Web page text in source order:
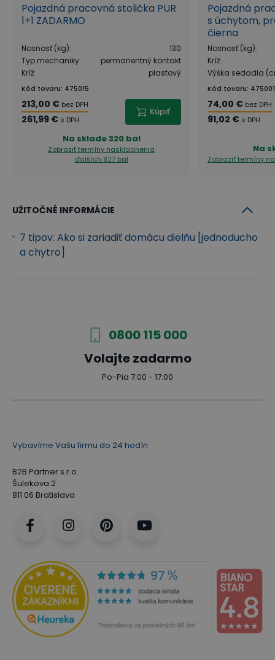
Pojazdná pracovná stolička PUR
1+1 ZADARMO
Nosnosť (kg):
130
Typ mechaniky:
permanentný kontakt
Kríž: plastový
Kód tovaru: 475015
213,00 € bez DPH
261,99 € s DPH
Kúpiť
Na sklade320 bal
Zobraziť termíny naskladnenia
ďalších 827 bal
Pojazdná
s úchytom,
čierna
Nosnosť (kg):
Kríž:
Výška sedadla
Kód tovaru: 475001
74,00 € bez DPH
91,02 € s DPH
Na
Zobraziť termíny
UŽITOČNÉ INFORMÁCIE
7 tipov: Ako si zariadiť domácu dielňu [jednoducho
a chytro]
0800 115 000
Volajte zadarmo
Po-Pia 7:00 - 17:00
Vybavíme Vašu firmu do 24 hodín
B2B Partner s.r.o.
Šulekova 2
811 06 Bratislava